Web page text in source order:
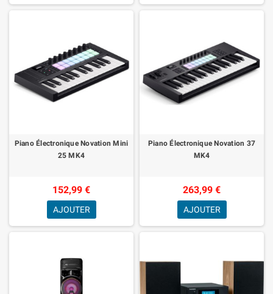
Piano Électronique Novation Mini
25 MK4
152,99 €
AJOUTER
Piano Électronique Novation 37
MK4
263,99 €
AJOUTER